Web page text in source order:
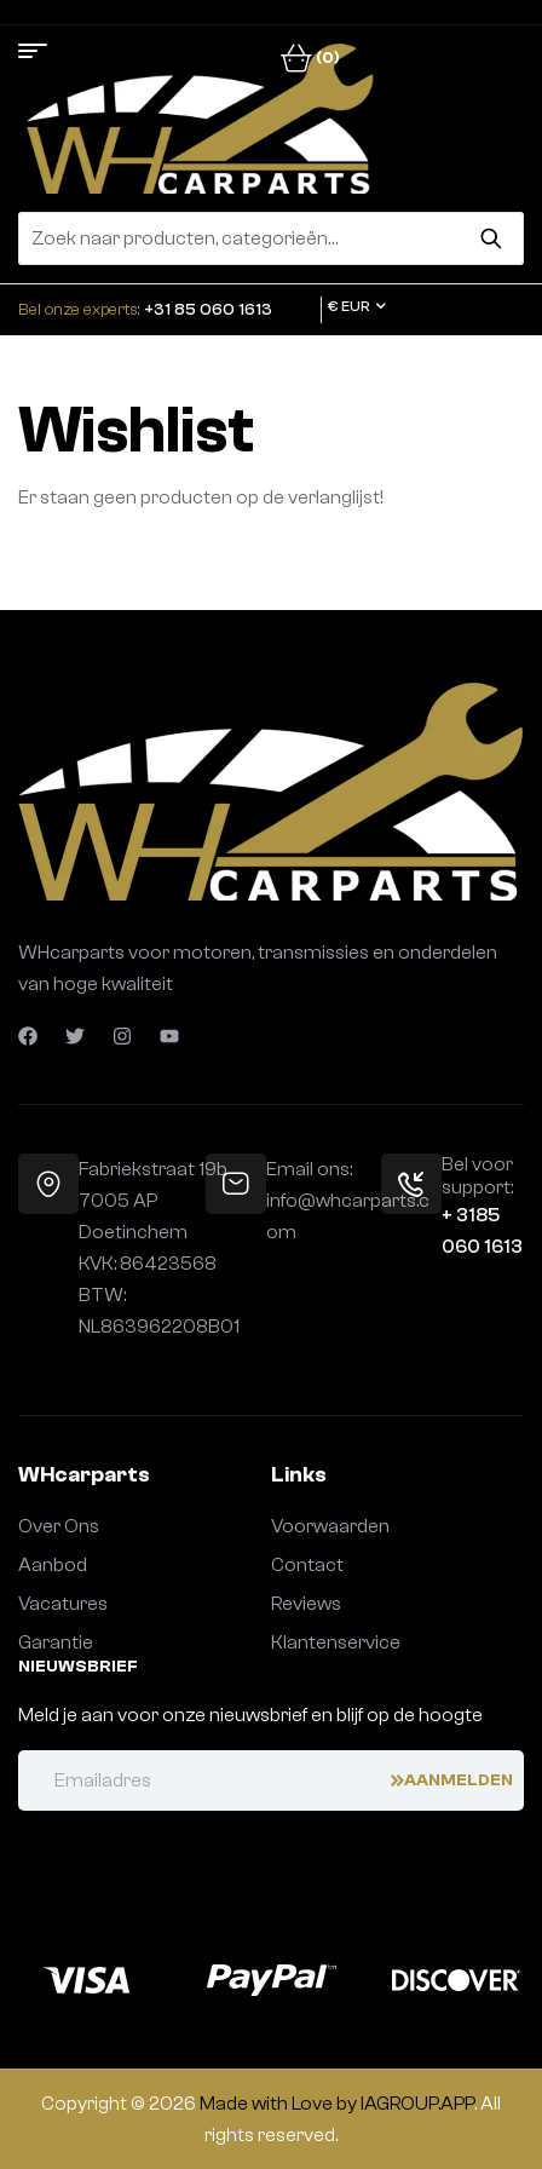
(0)
Bel onze experts: +31 85 060 1613 € EUR
Wishlist
Er staan geen producten op de verlanglijst!
WHcarparts voor motoren, transmissies en onderdelen
van hoge kwaliteit
Fabriekstraat 19b
7005 AP
Doetinchem
KVK: 86423568
BTW:
NL863962208B01
Email ons:
info@whcarparts.c
om
Bel voor
support:
+ 3185
060 1613
WHcarparts
Over Ons
Aanbod
Vacatures
Garantie
Links
Voorwaarden
Contact
Reviews
Klantenservice
NIEUWSBRIEF
Meld je aan voor onze nieuwsbrief en blijf op de hoogte
AANMELDEN
Copyright © 2026 Made with Love by IAGROUP.APP. All
rights reserved.